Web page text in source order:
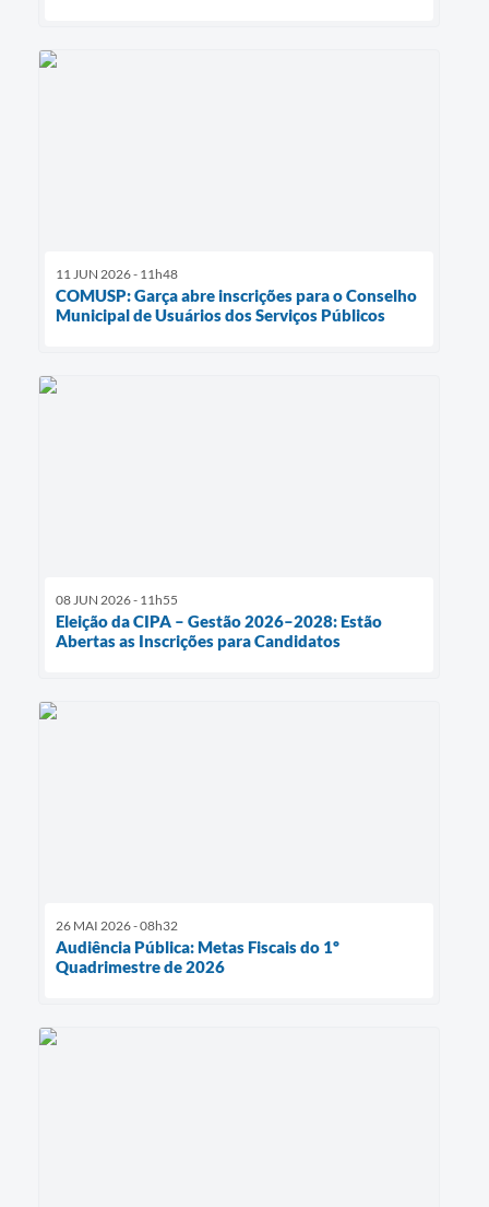
11 JUN 2026 - 11h48
COMUSP: Garça abre inscrições para o Conselho
Municipal de Usuários dos Serviços Públicos
08 JUN 2026 - 11h55
Eleição da CIPA – Gestão 2026–2028: Estão
Abertas as Inscrições para Candidatos
26 MAI 2026 - 08h32
Audiência Pública: Metas Fiscais do 1º
Quadrimestre de 2026